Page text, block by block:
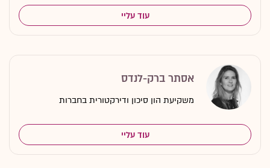
עוד עליי
אסתר ברק-לנדס
משקיעת הון סיכון ודירקטורית בחברות
עוד עליי